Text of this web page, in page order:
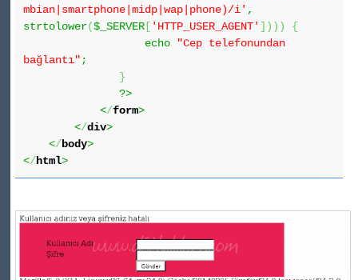
mbian|smartphone|midp|wap|phone)/i' ,
strtolower($_SERVER [ 'HTTP_USER_AGENT' ] ) ) )
{
echo
"Cep telefonundan
bağlantı" ;
}
?>
</form>
</div>
</body>
</html>